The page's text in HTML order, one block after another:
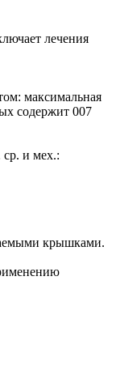
лечения
максимальная
содержит 007
ср. и мех.:
крышками.